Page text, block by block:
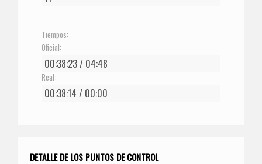
Tiempos:
Oficial:
Real:
DETALLE DE LOS PUNTOS DE CONTROL